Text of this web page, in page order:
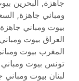
جاهزة, البحرين
ومباني جاهزة,
بيوت ومباني جاهزة
العراق بيوت
المغرب بيوت
تونس بيوت ومباني
لبنان بيوت ومباني